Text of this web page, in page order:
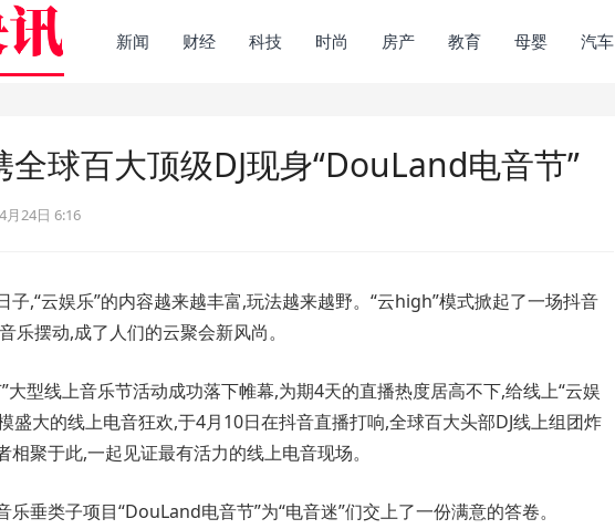
新闻 财经 科技 时尚 房产 教育 母婴 汽车
球百大顶级DJ现身“DouLand电音节”
月24日 6:16
,“云娱乐”的内容越来越丰富,玩法越来越野。“云high”模式掀起了一场抖音
乐摆动,成了人们的云聚会新风尚。
型线上音乐节活动成功落下帷幕,为期4天的直播热度居高不下,给线上“云娱
盛大的线上电音狂欢,于4月10日在抖音直播打响,全球百大头部DJ线上组团炸
聚于此,一起见证最有活力的线上电音现场。
类子项目“DouLand电音节”为“电音迷”们交上了一份满意的答卷。